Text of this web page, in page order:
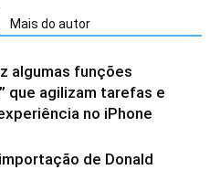
Mais do autor
algumas funções
que agilizam tarefas e
no iPhone
de Donald